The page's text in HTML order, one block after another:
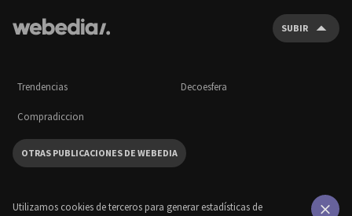
SUBIR
Trendencias Decoesfera
Compradiccion
OTRAS PUBLICACIONES DE WEBEDIA
Utilizamos cookies de terceros para generar estadísticas de